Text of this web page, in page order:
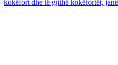
kokëfort dhe të gjithë kokëfortët,